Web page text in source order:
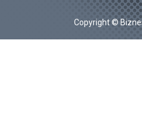
Copyright ©